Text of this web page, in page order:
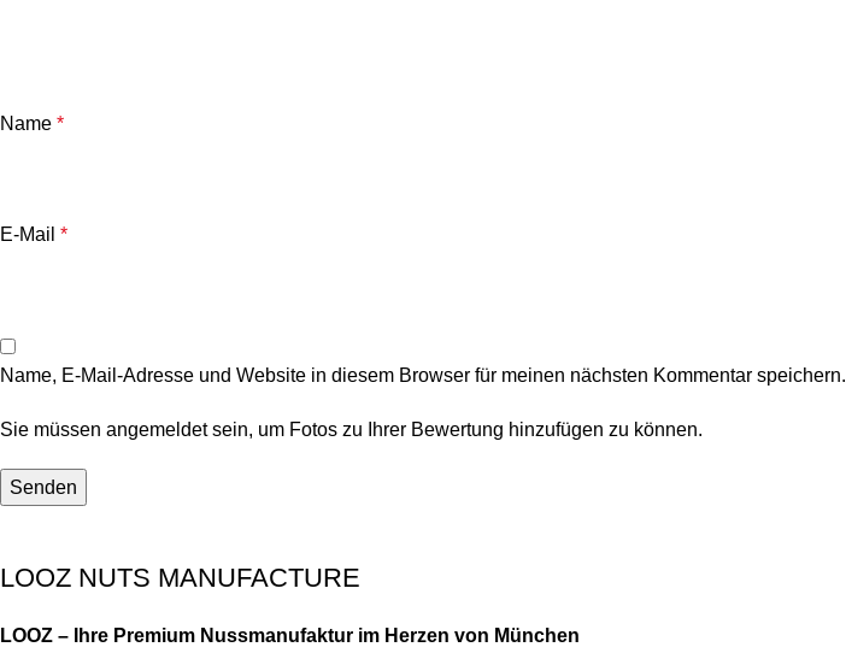
Name *
E-Mail *
Name, E-Mail-Adresse und Website in diesem Browser für meinen nächsten Kommentar speichern.
Sie müssen angemeldet sein, um Fotos zu Ihrer Bewertung hinzufügen zu können.
LOOZ NUTS MANUFACTURE
LOOZ – Ihre Premium Nussmanufaktur im Herzen von München